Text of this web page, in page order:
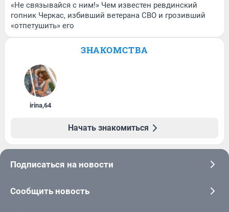
«Не связывайся с ним!» Чем известен ревдинский
гопник Черкас, избивший ветерана СВО и грозивший
«отпетушить» его
ЗНАКОМСТВА
irina,64
Начать знакомиться
Подписаться на новости
Сообщить новость